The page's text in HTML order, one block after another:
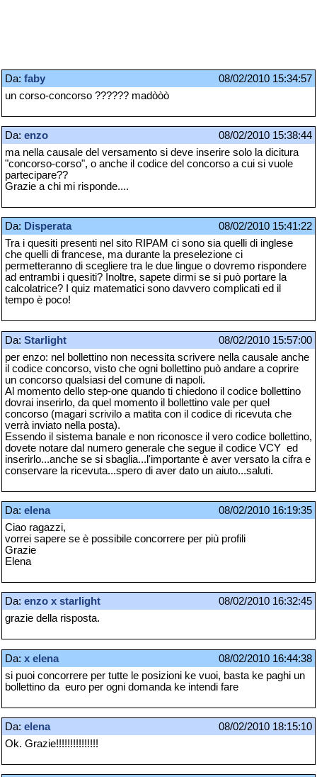
Da: faby
08/02/2010 15:34:57
un corso-concorso ?????? madòòò
Da: enzo
08/02/2010 15:38:44
ma nella causale del versamento si deve inserire solo la dicitura
"concorso-corso", o anche il codice del concorso a cui si vuole
partecipare??
Grazie a chi mi risponde....
Da: Disperata
08/02/2010 15:41:22
Tra i quesiti presenti nel sito RIPAM ci sono sia quelli di inglese
che quelli di francese, ma durante la preselezione ci
permetteranno di scegliere tra le due lingue o dovremo rispondere
ad entrambi i quesiti? Inoltre, sapete dirmi se si può portare la
calcolatrice? I quiz matematici sono davvero complicati ed il
tempo è poco!
Da: Starlight
08/02/2010 15:57:00
per enzo: nel bollettino non necessita scrivere nella causale anche
il codice concorso, visto che ogni bollettino può andare a coprire
un concorso qualsiasi del comune di napoli.
Al momento dello step-one quando ti chiedono il codice bollettino
dovrai inserirlo, da quel momento il bollettino vale per quel
concorso (magari scrivilo a matita con il codice di ricevuta che
verrà inviato nella posta).
Essendo il sistema banale e non riconosce il vero codice bollettino,
dovete notare dal numero generale che segue il codice VCY ed
inserirlo...anche se si sbaglia...l'importante è aver versato la cifra e
conservare la ricevuta...spero di aver dato un aiuto...saluti.
Da: elena
08/02/2010 16:19:35
Ciao ragazzi,
vorrei sapere se è possibile concorrere per più profili
Grazie
Elena
Da: enzo x starlight
08/02/2010 16:32:45
grazie della risposta.
Da: x elena
08/02/2010 16:44:38
si puoi concorrere per tutte le posizioni ke vuoi, basta ke paghi un
bollettino da euro per ogni domanda ke intendi fare
Da: elena
08/02/2010 18:15:10
Ok. Grazie!!!!!!!!!!!!!!!